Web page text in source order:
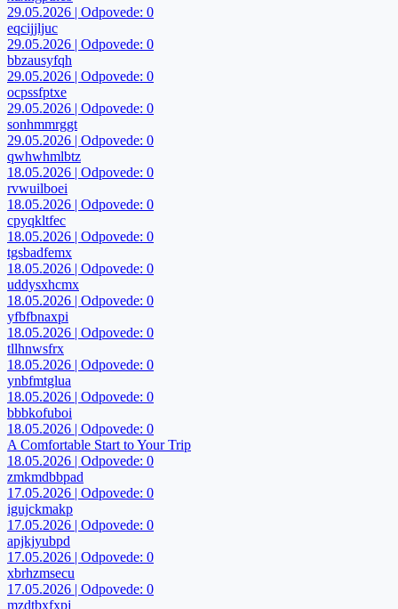
29.05.2026 | Odpovede: 0
eqcijjljuc
29.05.2026 | Odpovede: 0
bbzausyfqh
29.05.2026 | Odpovede: 0
ocpssfptxe
29.05.2026 | Odpovede: 0
sonhmmrggt
29.05.2026 | Odpovede: 0
qwhwhmlbtz
18.05.2026 | Odpovede: 0
rvwuilboei
18.05.2026 | Odpovede: 0
cpyqkltfec
18.05.2026 | Odpovede: 0
tgsbadfemx
18.05.2026 | Odpovede: 0
uddysxhcmx
18.05.2026 | Odpovede: 0
yfbfbnaxpi
18.05.2026 | Odpovede: 0
tllhnwsfrx
18.05.2026 | Odpovede: 0
ynbfmtglua
18.05.2026 | Odpovede: 0
bbbkofuboi
18.05.2026 | Odpovede: 0
A Comfortable Start to Your Trip
18.05.2026 | Odpovede: 0
zmkmdbbpad
17.05.2026 | Odpovede: 0
igujckmakp
17.05.2026 | Odpovede: 0
apjkjyubpd
17.05.2026 | Odpovede: 0
xbrhzmsecu
17.05.2026 | Odpovede: 0
mzdtbxfxpj